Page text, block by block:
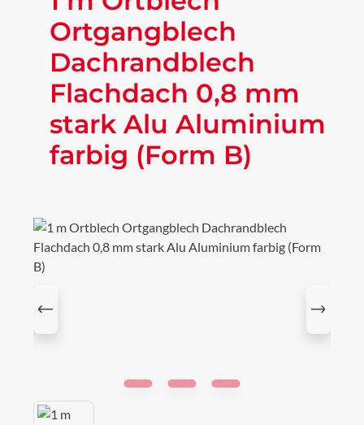
Ortgangblech
Dachrandblech
Flachdach 0,8 mm
stark Alu Aluminium
farbig (Form B)
Bildergalerie überspringen